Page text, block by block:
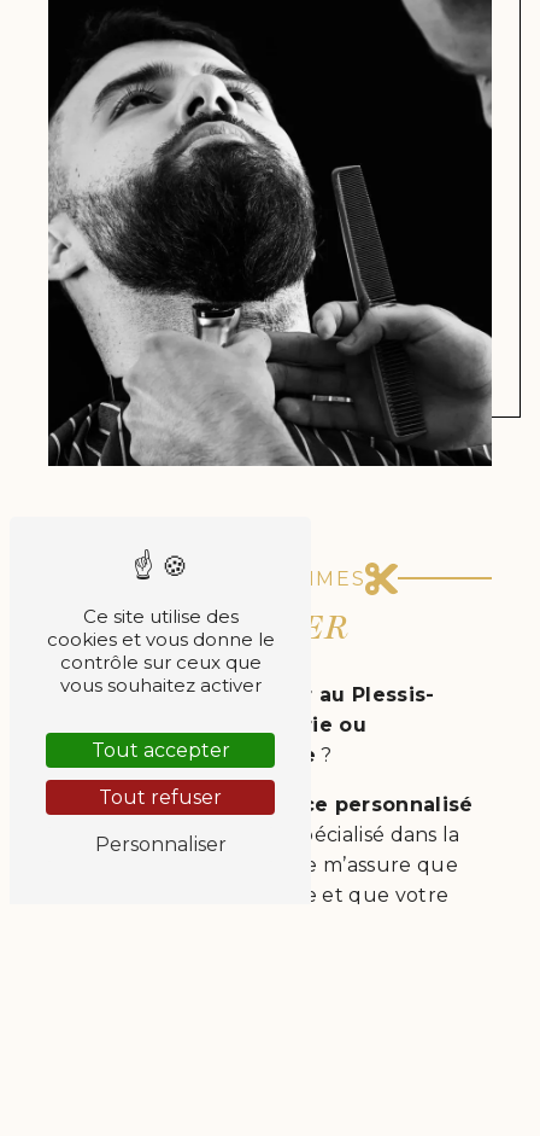
COIFFURE & SOIN HOMMES
VOTREBARBIER
Vous cherchez unbarbier au Plessis-
Trévise, La Queue-en-Brie ou
Chennevières-sur-Marne ?
Je vous propose un
service personnalisé
et adapté à vos besoins. Spécialisé dans la
, je m’assure que
chaque coupe soit soignée et que votre
Ce site utilise des
cookies et vous donne le
contrôle sur ceux que
vous souhaitez activer
Tout accepter
Tout refuser
Personnaliser